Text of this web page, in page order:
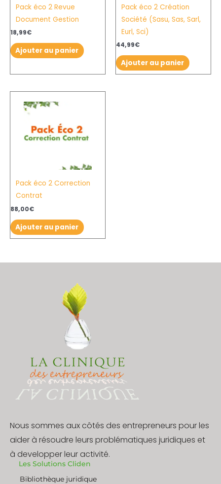
Pack éco 2 Revue
Document Gestion
18,99€
Ajouter au panier
Pack éco 2 Création
Société (Sasu, Sas, Sarl,
Eurl, Sci)
44,99€
Ajouter au panier
Pack éco 2 Correction
Contrat
88,00€
Ajouter au panier
Nous sommes aux côtés des entrepreneurs pour les
aider à résoudre leurs problématiques juridiques et
à developper leur activité.
Les Solutions Cliden
Bibliothèque juridique